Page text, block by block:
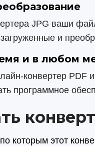
JPG ваши
и
и в любом
конвертер PDF
программное
которым этот